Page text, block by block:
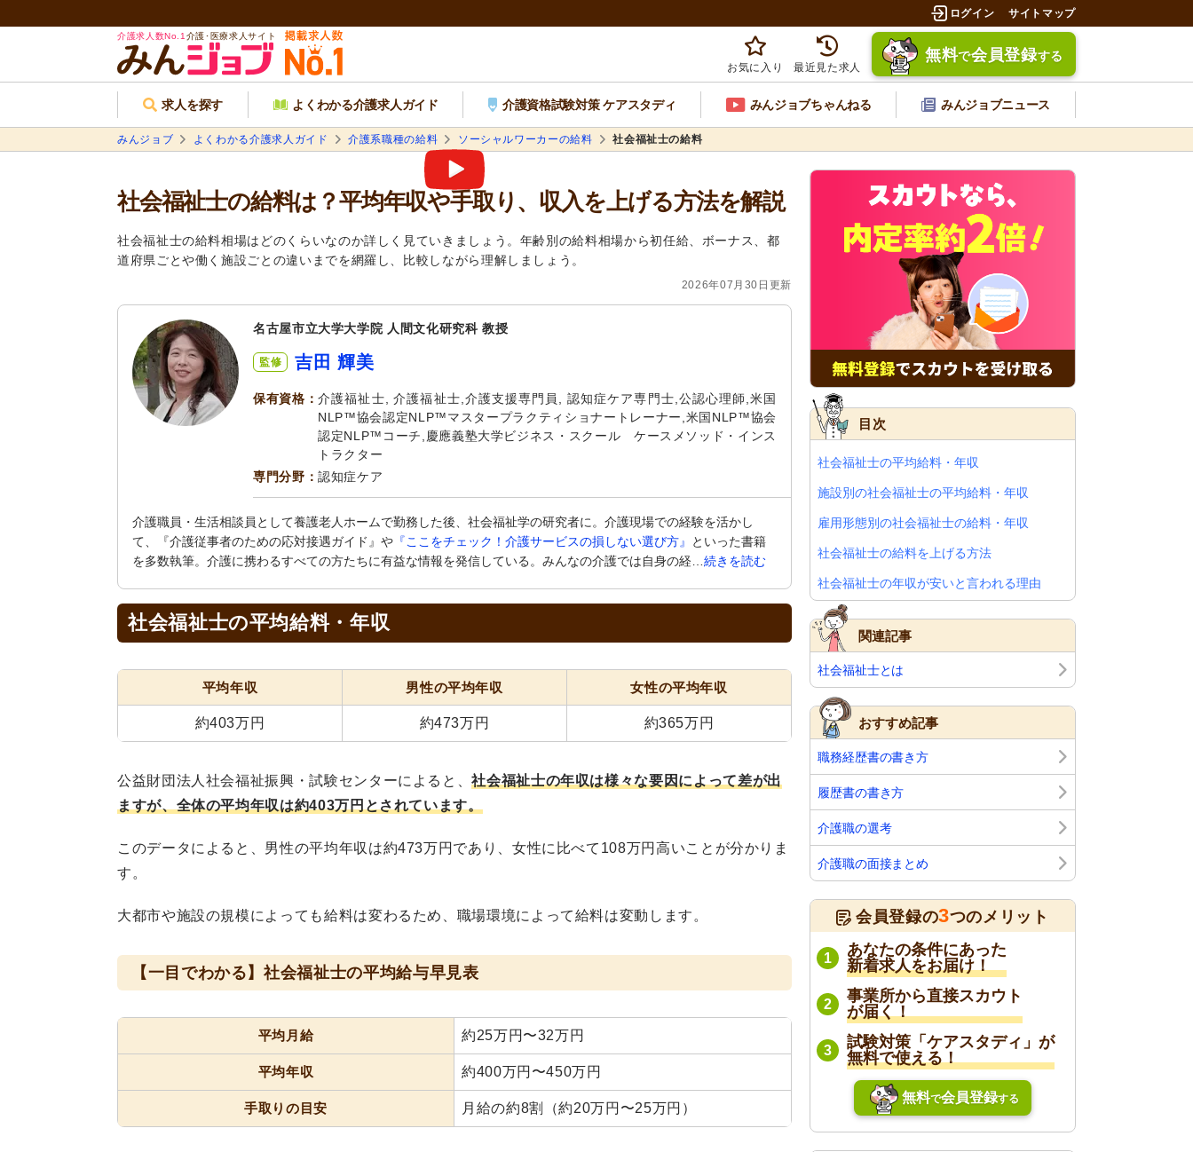
ログイン サイトマップ
介護求人数No.1 介護･医療求人サイト
お気に入り 最近見た求人
無料で会員登録する
求人を探す よくわかる介護求人ガイド 介護資格試験対策 ケアスタディ みんジョブちゃんねる みんジョブニュース
みんジョブ よくわかる介護求人ガイド 介護系職種の給料 ソーシャルワーカーの給料 社会福祉士の給料
社会福祉士の給料は？平均年収や手取り、収入を上げる方法を解説
社会福祉士の給料相場はどのくらいなのか詳しく見ていきましょう。年齢別の給料相場から初任給、ボーナス、都
道府県ごとや働く施設ごとの違いまでを網羅し、比較しながら理解しましょう。
2026年07月30日更新
名古屋市立大学大学院 人間文化研究科 教授
監修 吉田 輝美
保有資格：介護福祉士, 介護福祉士,介護支援専門員, 認知症ケア専門士,公認心理師,米国
NLP™協会認定NLP™マスタープラクティショナートレーナー,米国NLP™協会
認定NLP™コーチ,慶應義塾大学ビジネス・スクール ケースメソッド・インス
トラクター
専門分野：認知症ケア
介護職員・生活相談員として養護老人ホームで勤務した後、社会福祉学の研究者に。介護現場での経験を活かし
て、『介護従事者のための応対接遇ガイド』や 『ここをチェック！介護サービスの損しない選び方』
といった書籍
を多数執筆。介護に携わるすべての方たちに有益な情報を発信している。みんなの介護では自身の経… 続きを読む
社会福祉士の平均給料・年収
平均年収 男性の平均年収 女性の平均年収
約403万円 約473万円 約365万円
公益財団法人社会福祉振興・試験センターによると、社会福祉士の年収は様々な要因によって差が出
ますが、全体の平均年収は約403万円とされています。
このデータによると、男性の平均年収は約473万円であり、女性に比べて108万円高いことが分かりま
す。
大都市や施設の規模によっても給料は変わるため、職場環境によって給料は変動します。
【一目でわかる】社会福祉士の平均給与早見表
平均月給 約25万円〜32万円
平均年収 約400万円〜450万円
手取りの目安 月給の約8割（約20万円〜25万円）
目次
社会福祉士の平均給料・年収
施設別の社会福祉士の平均給料・年収
雇用形態別の社会福祉士の給料・年収
社会福祉士の給料を上げる方法
社会福祉士の年収が安いと言われる理由
今後社会福祉士の給料はどうなる
関連記事
社会福祉士とは
おすすめ記事
職務経歴書の書き方
履歴書の書き方
介護職の選考
介護職の面接まとめ
会員登録の3つのメリット
1
あなたの条件にあった
新着求人をお届け！
2
事業所から直接スカウト
が届く！
3
試験対策「ケアスタディ」が
無料で使える！
無料で会員登録する